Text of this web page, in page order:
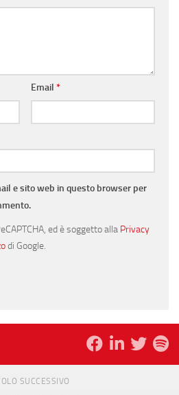
Email *
e sito web in questo browser per
ed è soggetto alla Privacy
di Google.
SUCCESSIVO